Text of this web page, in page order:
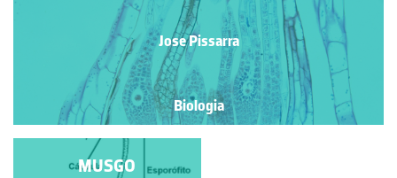
Jose Pissarra
Biologia
MUSGO
MUSGO